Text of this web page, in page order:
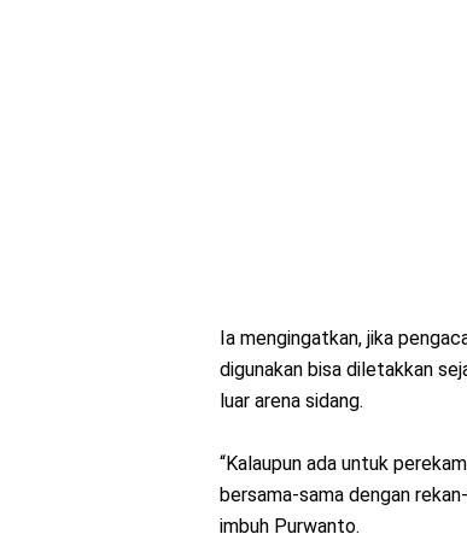
Ia mengingatkan, jika
digunakan bisa diletakkan
luar arena sidang.
“Kalaupun ada untuk
bersama-sama dengan
imbuh Purwanto.